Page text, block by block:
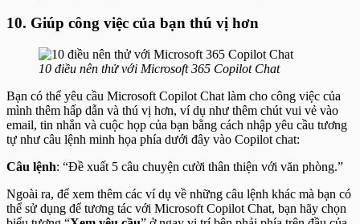
10. Giúp công việc của bạn thú vị hơn
10 điều nên thử với Microsoft 365 Copilot Chat
Bạn có thể yêu cầu Microsoft Copilot Chat làm cho công việc của
mình thêm hấp dẫn và thú vị hơn, ví dụ như thêm chút vui vẻ vào
email, tin nhắn và cuộc họp của bạn bằng cách nhập yêu cầu tương
tự như câu lệnh minh họa phía dưới đây vào Copilot chat:
Câu lệnh: “Đề xuất 5 câu chuyện cười thân thiện với văn phòng.”
Ngoài ra, để xem thêm các ví dụ về những câu lệnh khác mà bạn có
thể sử dụng để tương tác với Microsoft Copilot Chat, bạn hãy chọn